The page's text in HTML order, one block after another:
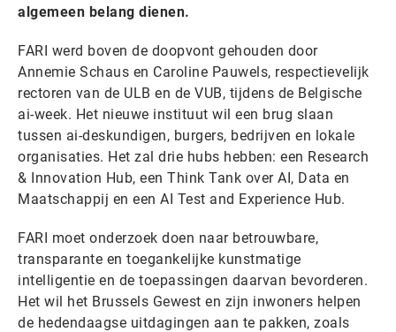
algemeen belang dienen.
FARI werd boven de doopvont gehouden door
Annemie Schaus en Caroline Pauwels, respectievelijk
rectoren van de ULB en de VUB, tijdens de Belgische
ai-week. Het nieuwe instituut wil een brug slaan
tussen ai-deskundigen, burgers, bedrijven en lokale
organisaties. Het zal drie hubs hebben: een Research
& Innovation Hub, een Think Tank over AI, Data en
Maatschappij en een AI Test and Experience Hub.
FARI moet onderzoek doen naar betrouwbare,
transparante en toegankelijke kunstmatige
intelligentie en de toepassingen daarvan bevorderen.
Het wil het Brussels Gewest en zijn inwoners helpen
de hedendaagse uitdagingen aan te pakken, zoals